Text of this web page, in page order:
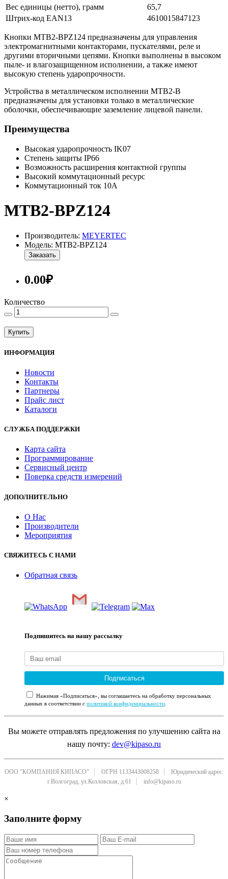
Вес единицы (нетто), грамм
65,7
Штрих-код EAN13
4610015847123
Кнопки MTB2-BPZ124 предназначены для управления
электромагнитными контакторами, пускателями, реле и
другими вторичными цепями. Кнопки выполнены в высоком
пыле- и влагозащищенном исполнении, а также имеют
высокую степень ударопрочности.
Устройства в металлическом исполнении MTB2-B
предназначены для установки только в металлические
оболочки, обеспечивающие заземление лицевой панели.
Преимущества
Высокая ударопрочность IK07
Степень защиты IP66
Возможность расширения контактной группы
Высокий коммутационный ресурс
Коммутационный ток 10А
MTB2-BPZ124
Производитель: MEYERTEC
Модель: MTB2-BPZ124
Заказать
0.00₽
Количество
Купить
ИНФОРМАЦИЯ
Новости
Контакты
Партнеры
Прайс лист
Каталоги
СЛУЖБА ПОДДЕРЖКИ
Карта сайта
Программирование
Сервисный центр
Поверка средств измерений
ДОПОЛНИТЕЛЬНО
О Нас
Производители
Мероприятия
СВЯЖИТЕСЬ С НАМИ
Обратная связь
Подпишитесь на нашу рассылку
Подписаться
Нажимая «Подписаться», вы соглашаетесь на обработку персональных
данных в соответствии с политикой конфиденциальности
Вы можете отправлять предложения по улучшению сайта на
нашу почту: dev@kipaso.ru
ООО "КОМПАНИЯ КИПАСО" ОГРН 1133443008258
Юридический адрес:
г.Волгоград, ул.Козловская, д.61
info@kipaso.ru
×
Заполните форму